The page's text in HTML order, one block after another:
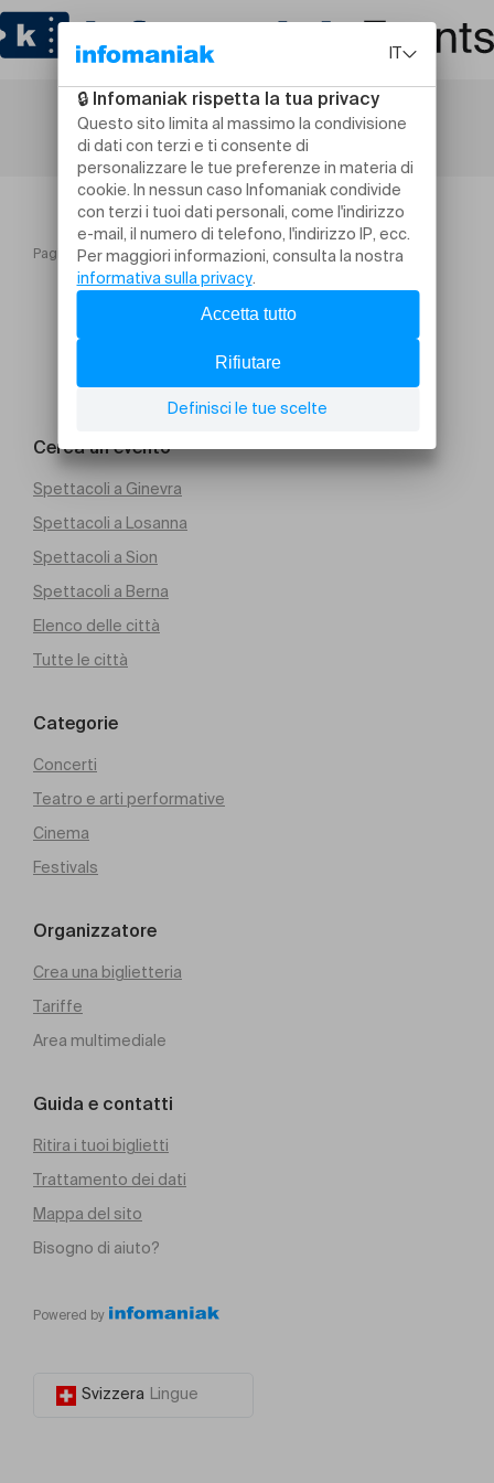
Pagina iniziale JEUDI DES MOTS « Viva il Ticino ! »
Cerca un evento
Spettacoli a Ginevra
Spettacoli a Losanna
Spettacoli a Sion
Spettacoli a Berna
Elenco delle città
Tutte le città
Categorie
Concerti
Teatro e arti performative
Cinema
Festivals
Organizzatore
Crea una biglietteria
Tariffe
Area multimediale
Guida e contatti
Ritira i tuoi biglietti
Trattamento dei dati
Mappa del sito
Bisogno di aiuto?
Powered by
Svizzera Lingue